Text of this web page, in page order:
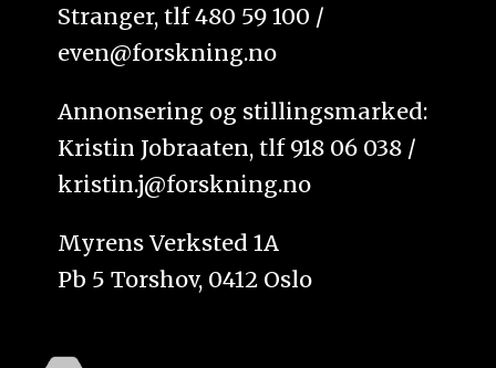
Stranger, tlf 480 59 100 /
even@forskning.no
Annonsering og stillingsmarked:
Kristin Jobraaten, tlf 918 06 038 /
kristin.j@forskning.no
Myrens Verksted 1A
Pb 5 Torshov, 0412 Oslo